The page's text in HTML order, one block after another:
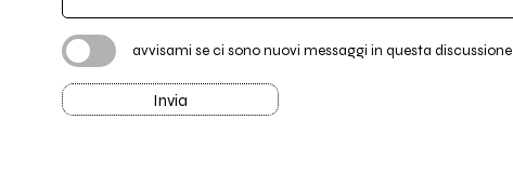
avvisami se ci sono nuovi messaggi in questa discussione
Invia